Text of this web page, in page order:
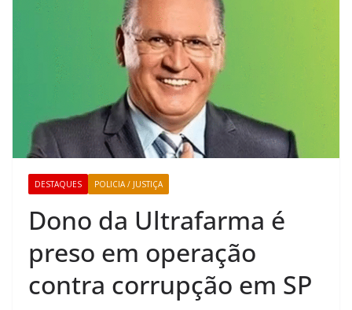
DESTAQUES POLICIA / JUSTIÇA
Dono da Ultrafarma é
preso em operação
contra corrupção em SP